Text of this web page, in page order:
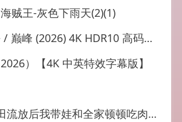
贼王-灰色下雨天(2)(1)
4K HDR10 高码率 杜比全景声 中文字幕【动作/惊悚】
）【4K 中英特效字幕版】
我带娃和全家顿顿吃肉（78集）王禹翰＆张紫菡